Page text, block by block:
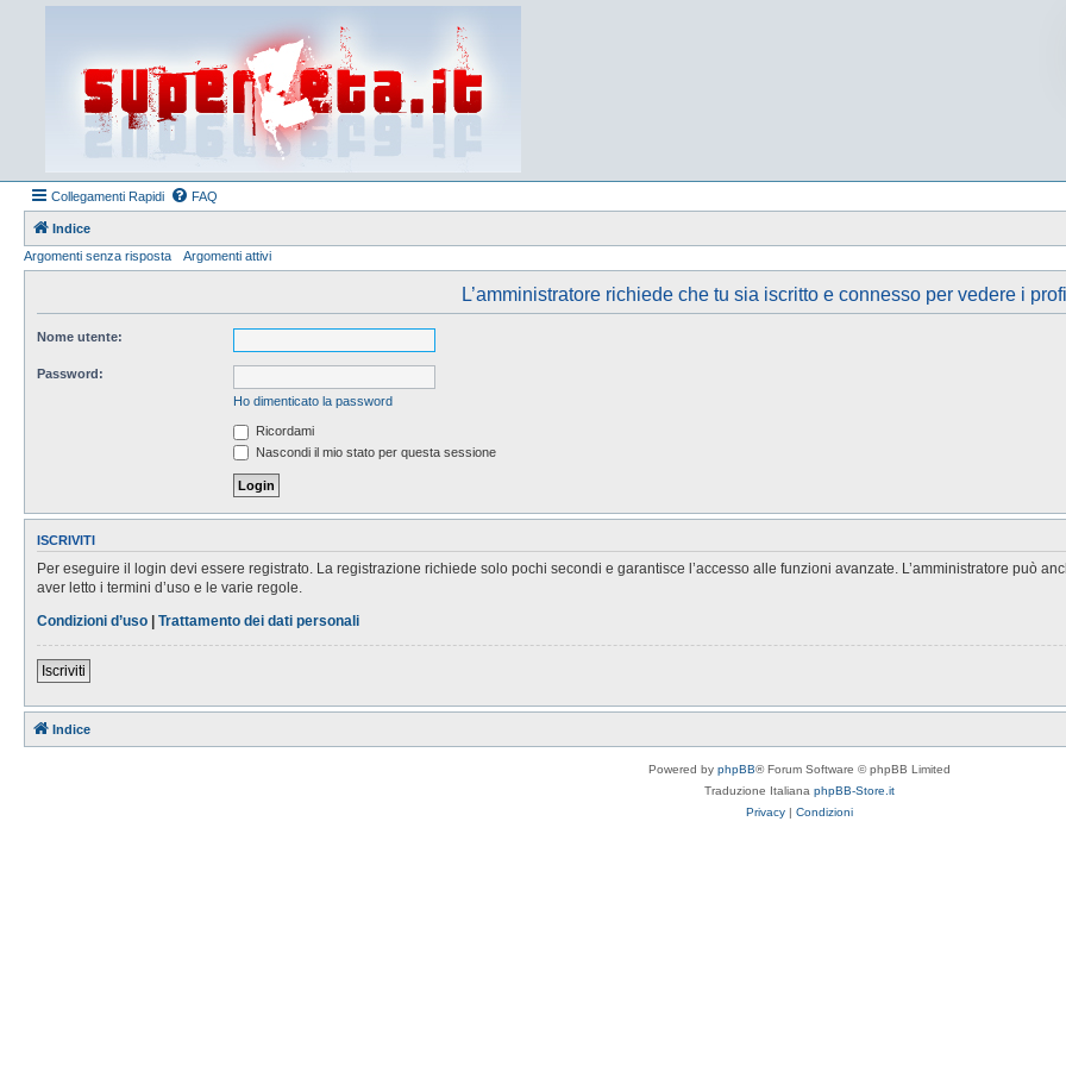
Collegamenti Rapidi FAQ
Indice
Argomenti senza risposta
Argomenti attivi
L’amministratore richiede che tu sia iscritto e connesso per vedere i
Nome utente:
Password:
Ho dimenticato la password
Ricordami
Nascondi il mio stato per questa sessione
ISCRIVITI
Per eseguire il login devi essere registrato. La registrazione richiede solo pochi secondi e garantisce l’accesso alle funzioni avanzate. L’amministratore può
aver letto i termini d’uso e le varie regole.
Condizioni d’uso | Trattamento dei dati personali
Iscriviti
Indice
Powered by phpBB® Forum Software © phpBB Limited
Traduzione Italiana phpBB-Store.it
Privacy | Condizioni